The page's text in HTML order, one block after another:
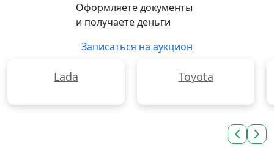
Оформляете документы
и получаете деньги
Записаться на аукцион
Lada Toyota